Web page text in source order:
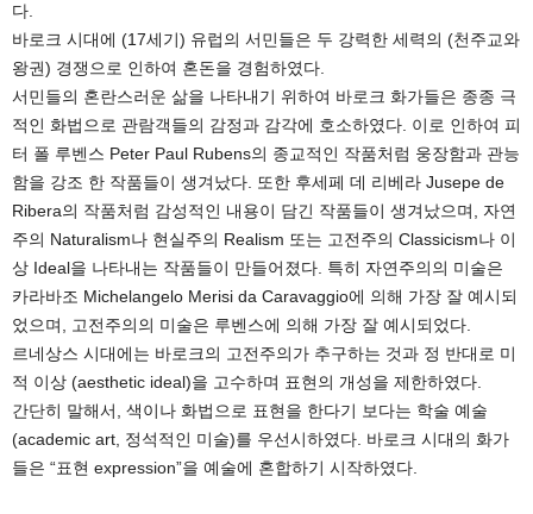
다.
바로크 시대에 (17세기) 유럽의 서민들은 두 강력한 세력의 (천주교와
왕권) 경쟁으로 인하여 혼돈을 경험하였다.
서민들의 혼란스러운 삶을 나타내기 위하여 바로크 화가들은 종종 극
적인 화법으로 관람객들의 감정과 감각에 호소하였다. 이로 인하여 피
터 폴 루벤스 Peter Paul Rubens의 종교적인 작품처럼 웅장함과 관능
함을 강조 한 작품들이 생겨났다. 또한 후세페 데 리베라 Jusepe de
Ribera의 작품처럼 감성적인 내용이 담긴 작품들이 생겨났으며, 자연
주의 Naturalism나 현실주의 Realism 또는 고전주의 Classicism나 이
상 Ideal을 나타내는 작품들이 만들어졌다. 특히 자연주의의 미술은
카라바조 Michelangelo Merisi da Caravaggio에 의해 가장 잘 예시되
었으며, 고전주의의 미술은 루벤스에 의해 가장 잘 예시되었다.
르네상스 시대에는 바로크의 고전주의가 추구하는 것과 정 반대로 미
적 이상 (aesthetic ideal)을 고수하며 표현의 개성을 제한하였다.
간단히 말해서, 색이나 화법으로 표현을 한다기 보다는 학술 예술
(academic art, 정석적인 미술)를 우선시하였다. 바로크 시대의 화가
들은 “표현 expression”을 예술에 혼합하기 시작하였다.